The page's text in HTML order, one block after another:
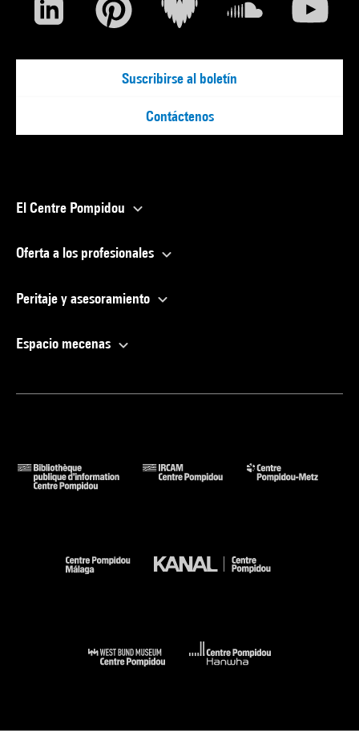
Suscribirse al boletín
Contáctenos
El Centre Pompidou
Oferta a los profesionales
Peritaje y asesoramiento
Espacio mecenas